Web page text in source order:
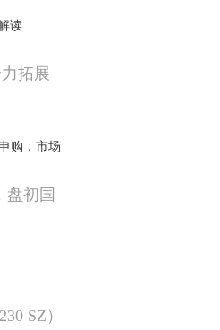
读
拓展
购，市场
盘初国
SZ）